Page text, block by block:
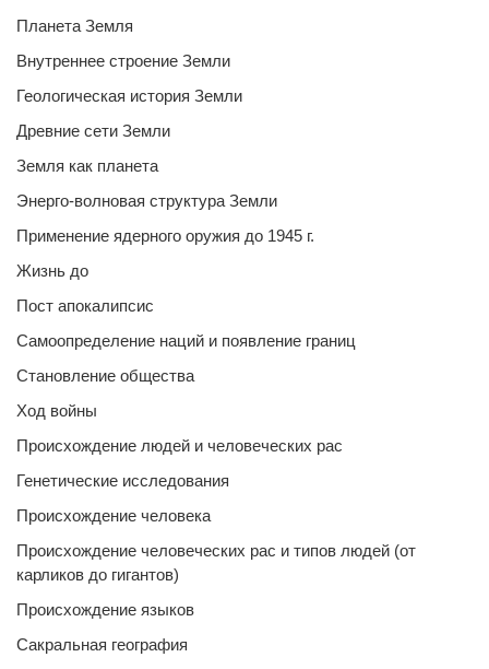
Планета Земля
Внутреннее строение Земли
Геологическая история Земли
Древние сети Земли
Земля как планета
Энерго-волновая структура Земли
Применение ядерного оружия до 1945 г.
Жизнь до
Пост апокалипсис
Самоопределение наций и появление границ
Становление общества
Ход войны
Происхождение людей и человеческих рас
Генетические исследования
Происхождение человека
Происхождение человеческих рас и типов людей (от
карликов до гигантов)
Происхождение языков
Сакральная география